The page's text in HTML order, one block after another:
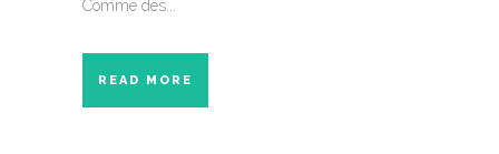
Comme des...
READ MORE